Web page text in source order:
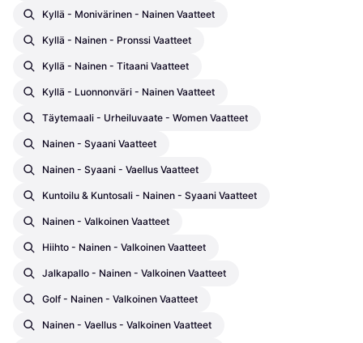
Kyllä - Monivärinen - Nainen Vaatteet
Kyllä - Nainen - Pronssi Vaatteet
Kyllä - Nainen - Titaani Vaatteet
Kyllä - Luonnonväri - Nainen Vaatteet
Täytemaali - Urheiluvaate - Women Vaatteet
Nainen - Syaani Vaatteet
Nainen - Syaani - Vaellus Vaatteet
Kuntoilu & Kuntosali - Nainen - Syaani Vaatteet
Nainen - Valkoinen Vaatteet
Hiihto - Nainen - Valkoinen Vaatteet
Jalkapallo - Nainen - Valkoinen Vaatteet
Golf - Nainen - Valkoinen Vaatteet
Nainen - Vaellus - Valkoinen Vaatteet